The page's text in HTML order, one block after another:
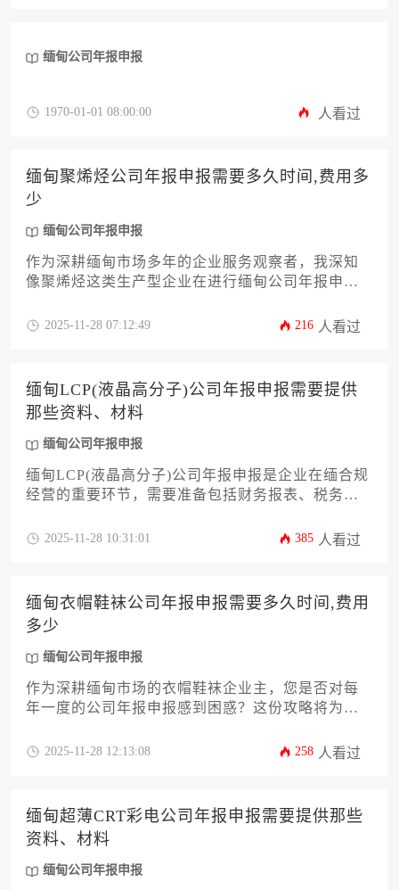
业且具有操作性的指导。
缅甸公司年报申报
1970-01-01 08:00:00 人看过
缅甸聚烯烃公司年报申报需要多久时间,费用多
少
缅甸公司年报申报
作为深耕缅甸市场多年的企业服务观察者，我深知
像聚烯烃这类生产型企业在进行缅甸公司年报申报
心问题。本文将为您彻底剖析整个申报流程，从时
这项年度重要工作，规避潜在风险，确保企业稳健
运营。
2025-11-28 07:12:49 216 人看过
缅甸LCP(液晶高分子)公司年报申报需要提供
那些资料、材料
缅甸公司年报申报
缅甸LCP(液晶高分子)公司年报申报是企业在缅合规
经营的重要环节，需要准备包括财务报表、税务证
详细解析申报所需的具体资料清单、注意事项及常
2025-11-28 10:31:01 385 人看过
缅甸衣帽鞋袜公司年报申报需要多久时间,费用
多少
缅甸公司年报申报
作为深耕缅甸市场的衣帽鞋袜企业主，您是否对每
年一度的公司年报申报感到困惑？这份攻略将为您
期、费用构成到材料准备和常见风险，提供一份清
地完成这项法定义务，确保公司在缅甸市场的稳健
运营。
2025-11-28 12:13:08 258 人看过
缅甸超薄CRT彩电公司年报申报需要提供那些
资料、材料
缅甸公司年报申报